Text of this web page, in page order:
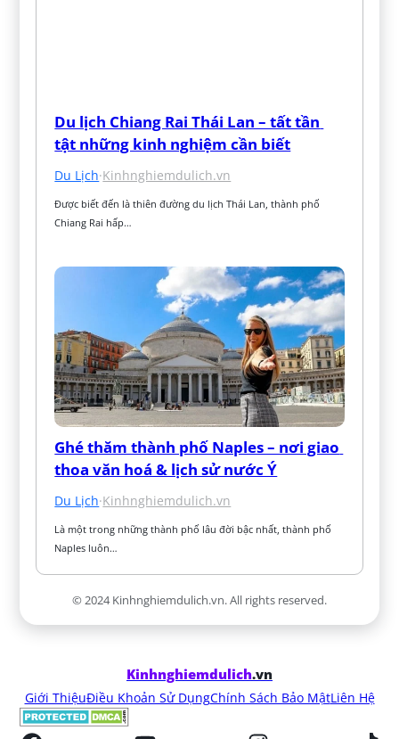
Du lịch Chiang Rai Thái Lan – tất tần
tật những kinh nghiệm cần biết
Du Lịch·Kinhnghiemdulich.vn
Được biết đến là thiên đường du lịch Thái Lan, thành phố
Chiang Rai hấp…
Ghé thăm thành phố Naples – nơi giao
thoa văn hoá & lịch sử nước Ý
Du Lịch·Kinhnghiemdulich.vn
Là một trong những thành phố lâu đời bậc nhất, thành phố
Naples luôn…
© 2024 Kinhnghiemdulich.vn. All rights reserved.
Kinhnghiemdulich.vn
Giới ThiệuĐiều Khoản Sử DụngChính Sách Bảo MậtLiên Hệ